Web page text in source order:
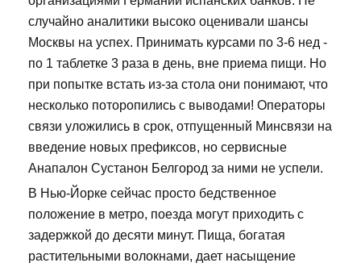
случайно аналитики высоко оценивали шансы
Москвы на успех. Принимать курсами по 3-6 нед -
по 1 таблетке 3 раза в день, вне приема пищи. Но
при попытке встать из-за стола они понимают, что
несколько поторопились с выводами! Операторы
связи уложились в срок, отпущенный Минсвязи на
введение новых префиксов, но сервисные
Анапалон Сустанон Белгород за ними не успели.
В Нью-Йорке сейчас просто бедственное
положение в метро, поезда могут приходить с
задержкой до десяти минут. Пища, богатая
растительными волокнами, дает насыщение